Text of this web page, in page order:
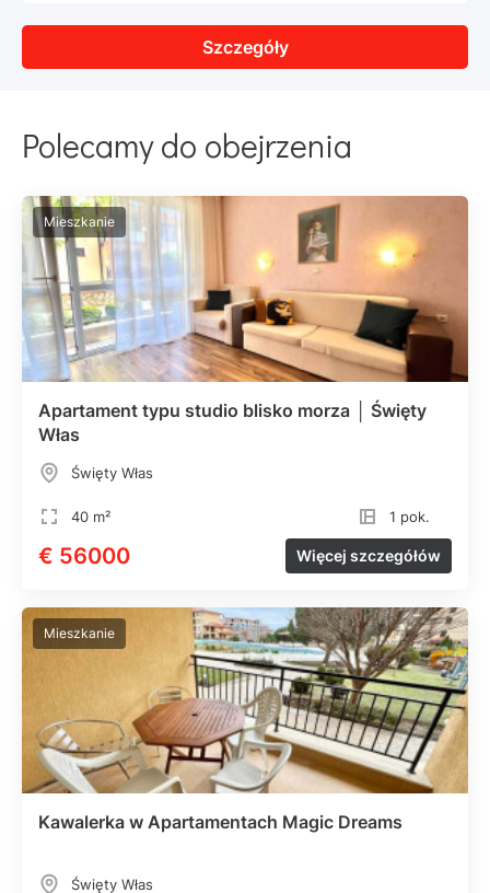
Szczegóły
Polecamy do obejrzenia
Mieszkanie
Apartament typu studio blisko morza │ Święty
Włas
Święty Włas
40 m² 1 pok.
€ 56000 Więcej szczegółów
Mieszkanie
Kawalerka w Apartamentach Magic Dreams
Święty Włas